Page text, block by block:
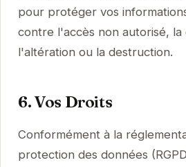
pour protéger vos
contre l'accès non autorisé, la
l'altération ou la destruction.
6. Vos Droits
Conformément à la
protection des données